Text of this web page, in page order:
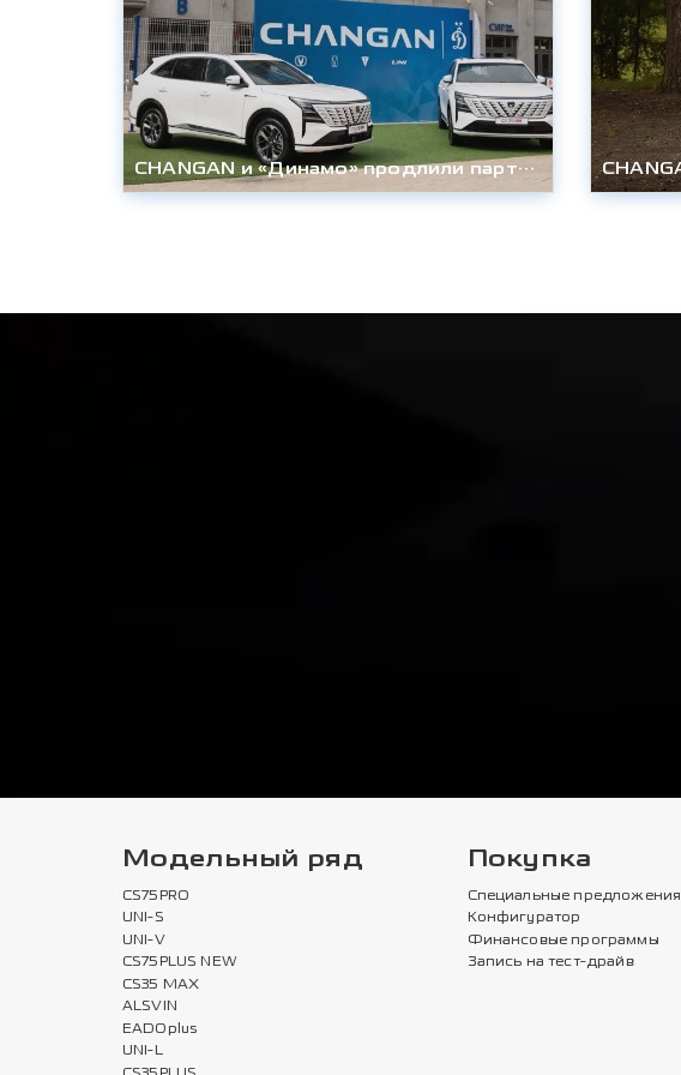
CHANGAN и «Динамо» продлили партнёрство до конца сезона 2027/28гг.
Модельный ряд
CS75PRO
UNI-S
UNI-V
CS75PLUS NEW
CS35 MAX
ALSVIN
EADOplus
UNI-L
Покупка
Специальные предложения
Конфигуратор
Финансовые программы
Запись на тест-драйв